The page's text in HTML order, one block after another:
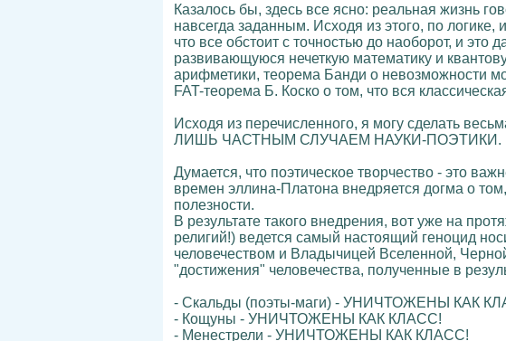
Казалось бы, здесь все ясно: реальная жизнь
навсегда заданным. Исходя из этого, по
что все обстоит с точностью до наоборот, и
развивающуюся нечеткую математику и
арифметики, теорема Банди о невозможности
FAT-теорема Б. Коско о том, что вся
Исходя из перечисленного, я могу сделать
ЛИШЬ ЧАСТНЫМ СЛУЧАЕМ НАУКИ-ПОЭТИКИ.
Думается, что поэтическое творчество - это
времен эллина-Платона внедряется догма о
полезности.
В результате такого внедрения, вот уже на
религий!) ведется самый настоящий геноцид
человечеством и Владычицей Вселенной,
"достижения" человечества, полученные в
- Скальды (поэты-маги) - УНИЧТОЖЕНЫ КАК
- Кощуны - УНИЧТОЖЕНЫ КАК КЛАСС!
- Менестрели - УНИЧТОЖЕНЫ КАК КЛАСС!